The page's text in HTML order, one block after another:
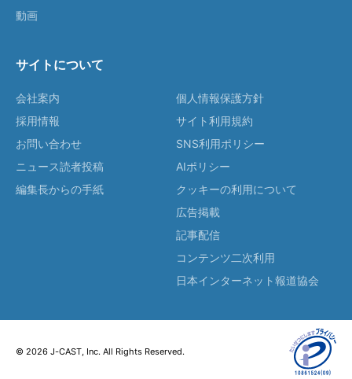
動画
サイトについて
会社案内
採用情報
お問い合わせ
ニュース読者投稿
編集長からの手紙
個人情報保護方針
サイト利用規約
SNS利用ポリシー
AIポリシー
クッキーの利用について
広告掲載
記事配信
コンテンツ二次利用
日本インターネット報道協会
© 2026 J-CAST, Inc. All Rights Reserved.